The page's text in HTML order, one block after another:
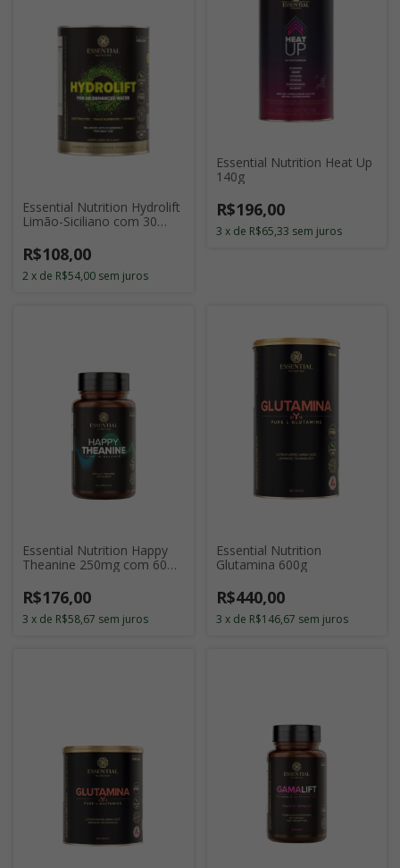
Essential Nutrition Hydrolift
Limão-Siciliano com 30
R$108,00
2 x de R$54,00 sem juros
Essential Nutrition Heat Up
140g
R$196,00
3 x de R$65,33 sem juros
Essential Nutrition Happy
Theanine 250mg com 60
R$176,00
3 x de R$58,67 sem juros
Essential Nutrition
Glutamina 600g
R$440,00
3 x de R$146,67 sem juros